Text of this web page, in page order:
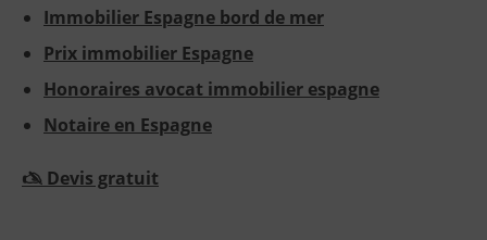
Immobilier Espagne bord de mer
Prix immobilier Espagne
Honoraires avocat immobilier espagne
Notaire en Espagne
🖎 Devis gratuit